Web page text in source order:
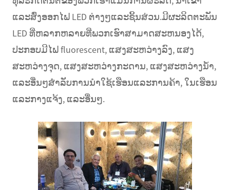
ແລະສົ່ງອອກໄຟ LED ຕ່າງໆແລະຊິ້ນສ່ວນ.ມີຜະລິດຕະພັນ
LED ທີ່ຫລາກຫລາຍທີ່ພວກເຮົາສາມາດສະຫນອງໄດ້,
ປະກອບມີໄຟ fluorescent, ແສງສະຫວ່າງລົງ, ແສງ
ສະຫວ່າງຈຸດ, ແສງສະຫວ່າງກະດານ, ແສງສະຫວ່າງນ້ໍາ,
ແລະອື່ນໆສໍາລັບການນໍາໃຊ້ເຮືອນແລະການຄ້າ, ໃນເຮືອນ
ແລະກາງແຈ້ງ, ແລະອື່ນໆ.